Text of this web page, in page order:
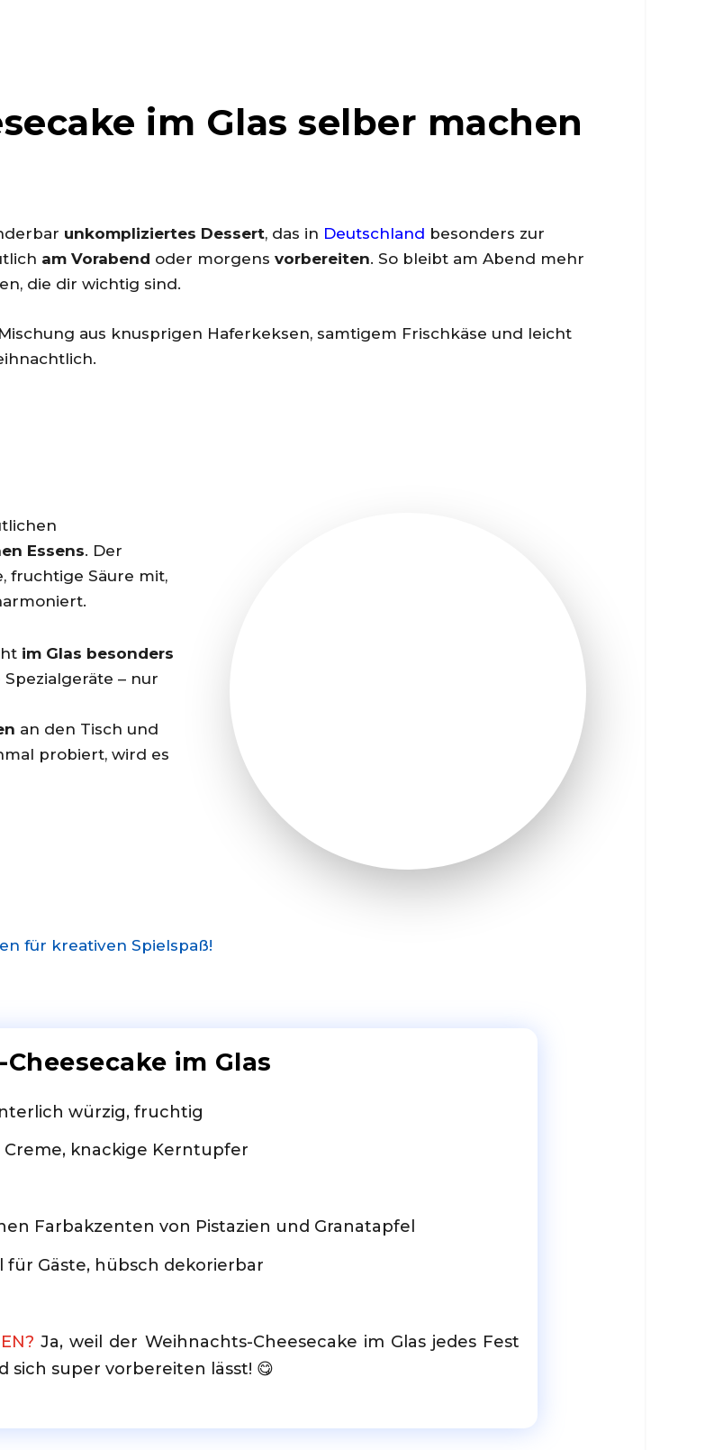
im Glas selber machen
unkompliziertes Dessert, das in Deutschland besonders zur
am Vorabend oder morgens vorbereiten. So bleibt am Abend mehr
die dir wichtig sind.
aus knusprigen Haferkeksen, samtigem Frischkäse und leicht
Essens. Der
fruchtige Säure mit,
im Glas besonders
– nur
an den Tisch und
probiert, wird es
für kreativen Spielspaß!
im Glas
würzig, fruchtig
knackige Kerntupfer
Farbakzenten von Pistazien und Granatapfel
für Gäste, hübsch dekorierbar
Ja, weil der Weihnachts-Cheesecake im Glas jedes Fest
super vorbereiten lässt! 😋